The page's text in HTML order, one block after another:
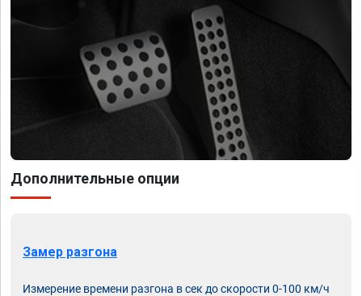
Дополнительные опции
Замер разгона
Измерение времени разгона в сек до скорости 0-100 км/ч